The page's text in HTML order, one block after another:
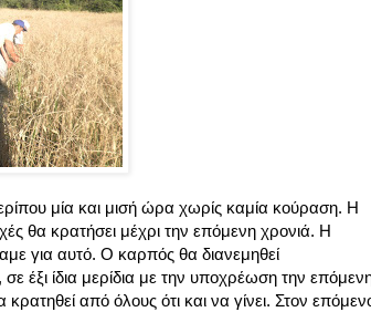
μία και μισή ώρα χωρίς καμία κούραση. Η
θα κρατήσει μέχρι την επόμενη χρονιά. Η
για αυτό. Ο καρπός θα διανεμηθεί
έξι ίδια μερίδια με την υποχρέωση την
από όλους ότι και να γίνει. Στον